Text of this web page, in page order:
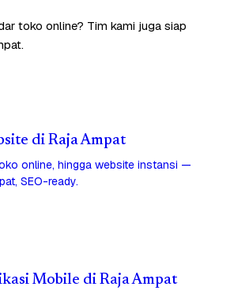
toko online? Tim kami juga siap
di Raja Ampat
online, hingga website instansi —
SEO-ready.
Mobile di Raja Ampat